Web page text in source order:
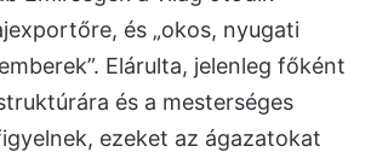
és „okos, nyugati
Elárulta, jelenleg főként
és a mesterséges
ezeket az ágazatokat